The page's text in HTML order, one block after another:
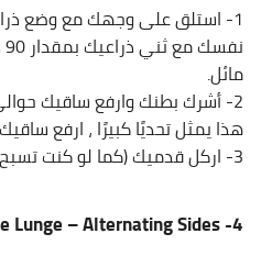
1- استلق على وجهك مع وضع
مائل.
هذا يمثل تحديًا كبيرًا ، ارفع
3- اركل قدميك (كما لو كنت تسبح بطريقة حرة) لأعلى ولأسفل.
4-
Lunge – Alternating Sides